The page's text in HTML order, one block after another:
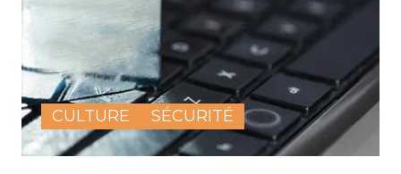
CULTURE SÉCURITÉ